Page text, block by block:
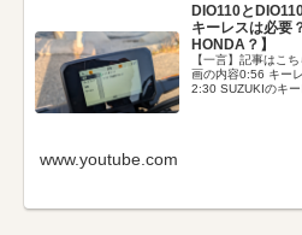
DIO110と
キーレスは必要
HONDA？】
【一言】記事はこ
画の内容0:56 キー
2:30 SUZUKIのキ
www.youtube.com